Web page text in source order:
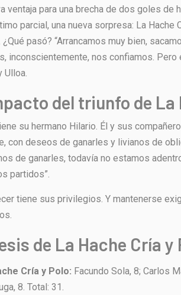
ventaja para una brecha de dos goles de
parcial, una nueva sorpresa: La Hache
¿Qué pasó? “Arrancamos muy bien,
inconscientemente, nos confiamos.
Ulloa.
del triunfo de La
su hermano Hilario. Él y sus
con deseos de ganarles y livianos de
de ganarles, todavía no estamos
partidos”.
tiene sus privilegios. Y mantenerse
de La Hache Cría y
Cría y Polo: Facundo Sola, 8; Carlos
8. Total: 31.